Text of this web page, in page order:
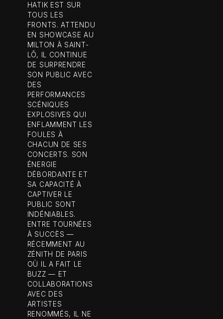
HATIK EST SUR
TOUS LES
FRONTS. ATTENDU
EN SHOWCASE AU
MILTON À SAINT-
LÔ, IL CONTINUE
DE SURPRENDRE
SON PUBLIC AVEC
DES
PERFORMANCES
SCÉNIQUES
EXPLOSIVES QUI
ENFLAMMENT LES
FOULES À
CHACUN DE SES
CONCERTS. SON
ÉNERGIE
DÉBORDANTE ET
SA CAPACITÉ À
CAPTIVER LE
PUBLIC SONT
INDÉNIABLES.
ENTRE TOURNÉES
À SUCCÈS —
RÉCEMMENT AU
ZÉNITH DE PARIS
OÙ IL A FAIT LE
BUZZ — ET
COLLABORATIONS
AVEC DES
ARTISTES
RENOMMÉS, IL NE